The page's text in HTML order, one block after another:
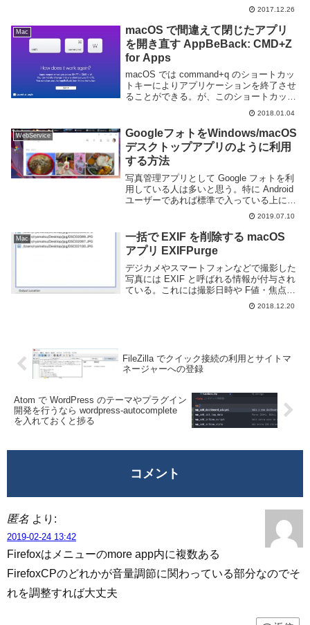
macOS の ⌘-tab はアプリケーションの切
り替えであり、一つのアプリケーションで
複数のウイ...
2017.12.26
Mac
macOS で間違えて閉じたアプリ
を開き直す AppBeBack: CMD+Z
for Apps
macOS では command+q のショートカッ
トキーによりアプリケーションを終了させ
ることができる。が、このショートカット
キーは command+a や command+w のよ
うな利用頻度の高いキーの隣にあり間違え
て押してしまう事も...
2018.01.04
WebService
GoogleフォトをWindows/macOS
デスクトップアプリのように利用
する方法
写真管理アプリとして Google フォトを利
用している人は多いと思う。特に Android
ユーザーであれば標準で入っている上に撮
った写真を自動的にクラウドへバックアッ
プできるため、利用者は多いだろう。この
Google フォト、スマホア...
2019.07.10
Mac
一括で EXIF を削除する macOS
アプリ EXIFPurge
デジカメやスマートフォンなどで撮影した
写真には EXIF と呼ばれる情報が付与され
ている。これには撮影日時や F値・焦点距
離などの撮影時のカメラの設定、GPS 情
報といった様々な情報が付与されている。
2018.12.20
FileZilla でクイック接続の利用とサイトマ
ネージャーへの登録
Atom で WordPress のテーマやプラグイン
開発を行うなら wordpress-autocomplete
を入れておくと捗る
コメント
匿名 より:
2019-02-24 13:42
Firefoxはメニューのmore app内に複数ある
FirefoxCPのどれかが音量調節に関わっている部分なのでそ
れを調整すれば大丈夫